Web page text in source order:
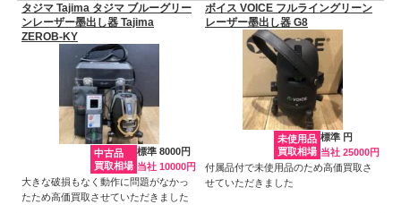
タジマ Tajima タジマ ブルーグリー
ンレーザー墨出し器 Tajima
ZEROB-KY
中古品
買取相場
標準 8000円
当社 10000円
大きな破損もなく動作に問題がなかっ
たため高価買取させていただきました
ボイス VOICE フルライングリーン
レーザー墨出し器 G8
未使用品
買取相場
標準 円
当社 25000円
付属品付で未使用品のため高価買取さ
せていただきました